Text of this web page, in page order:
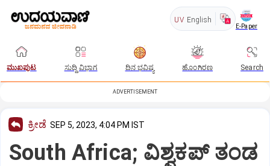
UV English
E-Paper
ಮುಖಪುಟ ಸುದ್ದಿ ವಿಭಾಗ ದಿನ ಭವಿಷ್ಯ ಹೊಂಗಿರಣ Search
ADVERTISEMENT
ಕ್ರೀಡೆ SEP 5, 2023, 4:04 PM IST
South Africa; ವಿಶ್ವಕಪ್ ತಂಡ